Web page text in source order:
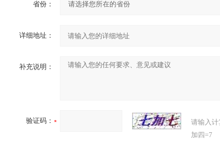
省份：
详细地址：
补充说明：
验证码：
请输入
加四=7